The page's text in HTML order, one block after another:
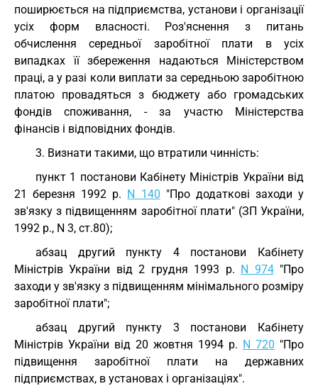
поширюється на підприємства, установи і організації
усіх форм власності. Роз'яснення з питань
обчислення середньої заробітної плати в усіх
випадках її збереження надаються Міністерством
праці, а у разі коли виплати за середньою заробітною
платою провадяться з бюджету або громадських
фондів споживання, - за участю Міністерства
фінансів і відповідних фондів.
3. Визнати такими, що втратили чинність:
пункт 1 постанови Кабінету Міністрів України від
21 березня 1992 р. N 140 "Про додаткові заходи у
зв'язку з підвищенням заробітної плати" (ЗП України,
1992 р., N 3, ст.80);
абзац другий пункту 4 постанови Кабінету
Міністрів України від 2 грудня 1993 р. N 974"Про
заходи у зв'язку з підвищенням мінімального розміру
заробітної плати";
абзац другий пункту 3 постанови Кабінету
Міністрів України від 20 жовтня 1994 р. N 720 "Про
підвищення заробітної плати на державних
підприємствах, в установах і організаціях".